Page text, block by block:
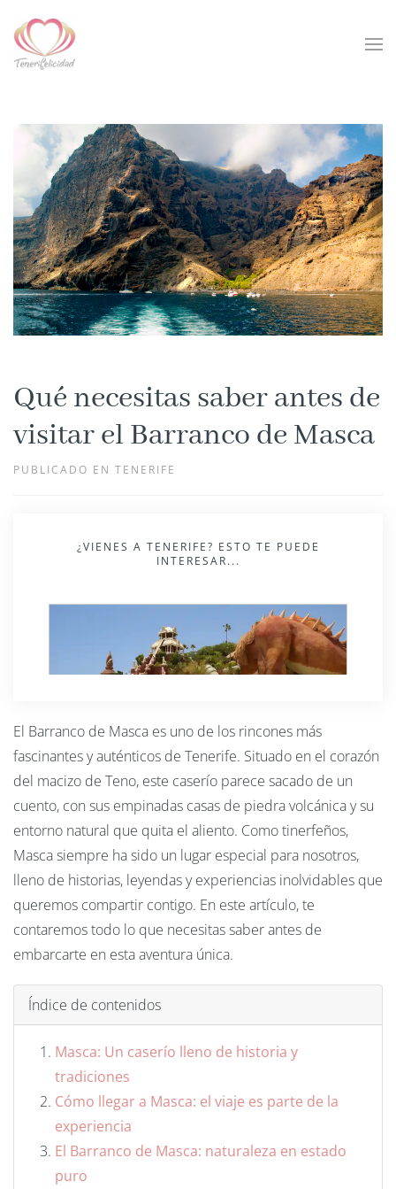
Skip to main content
Qué necesitas saber antes de
visitar el Barranco de Masca
PUBLICADO EN TENERIFE
¿VIENES A TENERIFE? ESTO TE PUEDE
INTERESAR...
El Barranco de Masca es uno de los rincones más
fascinantes y auténticos de Tenerife. Situado en el corazón
del macizo de Teno, este caserío parece sacado de un
cuento, con sus empinadas casas de piedra volcánica y su
entorno natural que quita el aliento. Como tinerfeños,
Masca siempre ha sido un lugar especial para nosotros,
lleno de historias, leyendas y experiencias inolvidables que
queremos compartir contigo. En este artículo, te
contaremos todo lo que necesitas saber antes de
embarcarte en esta aventura única.
Índice de contenidos
Masca: Un caserío lleno de historia y
tradiciones
Cómo llegar a Masca: el viaje es parte de la
experiencia
El Barranco de Masca: naturaleza en estado
puro